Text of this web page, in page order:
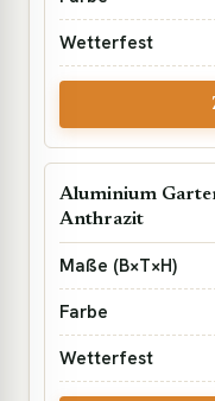
Aluminium
Anthrazit